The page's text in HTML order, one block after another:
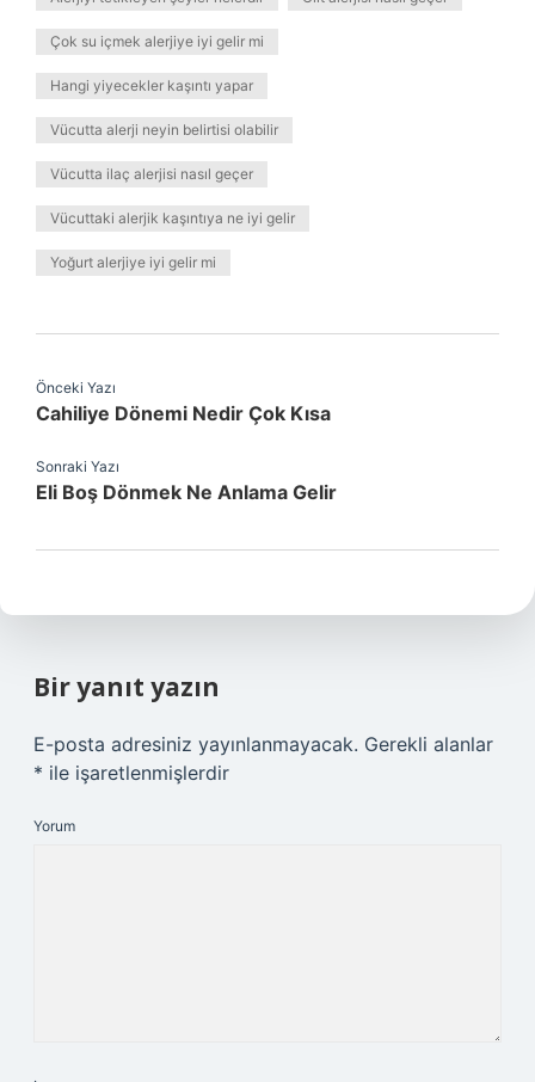
Çok su içmek alerjiye iyi gelir mi
Hangi yiyecekler kaşıntı yapar
Vücutta alerji neyin belirtisi olabilir
Vücutta ilaç alerjisi nasıl geçer
Vücuttaki alerjik kaşıntıya ne iyi gelir
Yoğurt alerjiye iyi gelir mi
Önceki Yazı
Cahiliye Dönemi Nedir Çok Kısa
Sonraki Yazı
Eli Boş Dönmek Ne Anlama Gelir
Bir yanıt yazın
E-posta adresiniz yayınlanmayacak. Gerekli alanlar
* ile işaretlenmişlerdir
Yorum